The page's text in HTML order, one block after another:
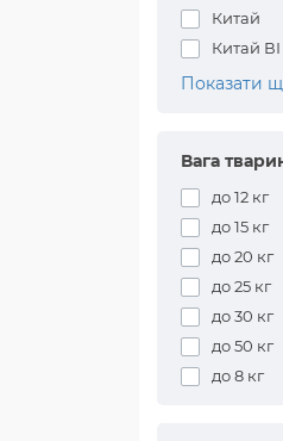
Китай
Китай ВІ
Показати
Вага
до 12 кг
до 15 кг
до 20 кг
до 25 кг
до 30 кг
до 50 кг
до 8 кг